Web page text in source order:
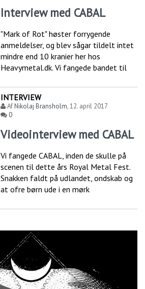
Interview med CABAL
"Mark of Rot" høster forrygende
anmeldelser, og blev sågar tildelt intet
mindre end 10 kranier her hos
Heavymetal.dk. Vi fangede bandet til
INTERVIEW
AfNikolaj Bransholm,12. april 2017
0
Videointerview med CABAL
Vi fangede CABAL, inden de skulle på
scenen til dette års Royal Metal Fest.
Snakken faldt på udlandet, ondskab og
at ofre børn ude i en mørk